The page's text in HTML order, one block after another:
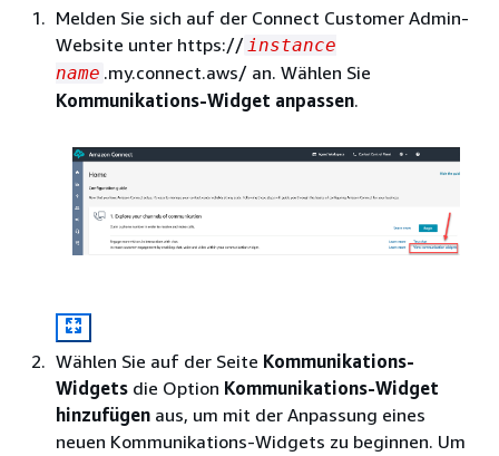
Melden Sie sich auf der Connect Customer Admin-
Website unter https://instance
name .my.connect.aws/ an. Wählen Sie
Kommunikations-Widget anpassen.
Wählen Sie auf der Seite Kommunikations-
Widgets die Option Kommunikations-Widget
hinzufügen aus, um mit der Anpassung eines
neuen Kommunikations-Widgets zu beginnen. Um